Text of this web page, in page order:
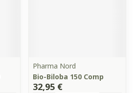
Pharma Nord
Bio-Biloba 150 Comp
32,95 €